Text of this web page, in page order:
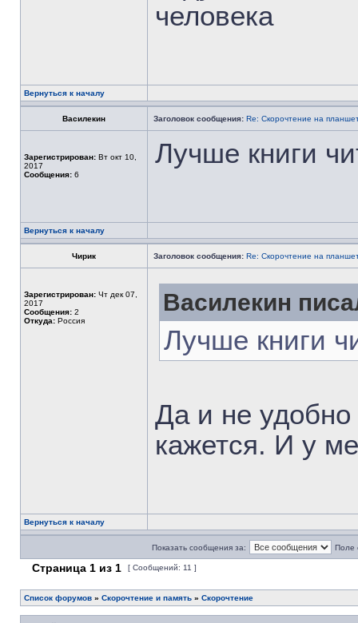
человека
Вернуться к началу
Василекин Заголовок сообщения: Re: Скорочтение на
Зарегистрирован: Вт окт 10,
2017
Сообщения: 6
Лучше книги
Вернуться к началу
Чирик Заголовок сообщения: Re: Скорочтение на
Зарегистрирован: Чт дек 07,
2017
Сообщения: 2
Откуда: Россия
Василекин
Лучше книги
Да и не
кажется. И у
Вернуться к началу
Показать сообщения за: Поле
Страница 1 из 1 [ Сообщений: 11 ]
Список форумов » Скорочтение и память » Скорочтение